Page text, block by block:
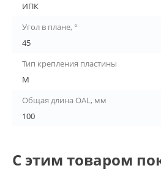
ИПК
Угол в плане, °
45
Тип крепления пластины
M
Общая длина OAL, мм
100
С этим товаром